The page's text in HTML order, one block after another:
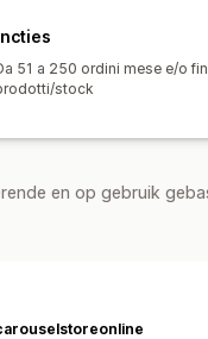
51 a 250 ordini mese e/o
stock
en op gebruik